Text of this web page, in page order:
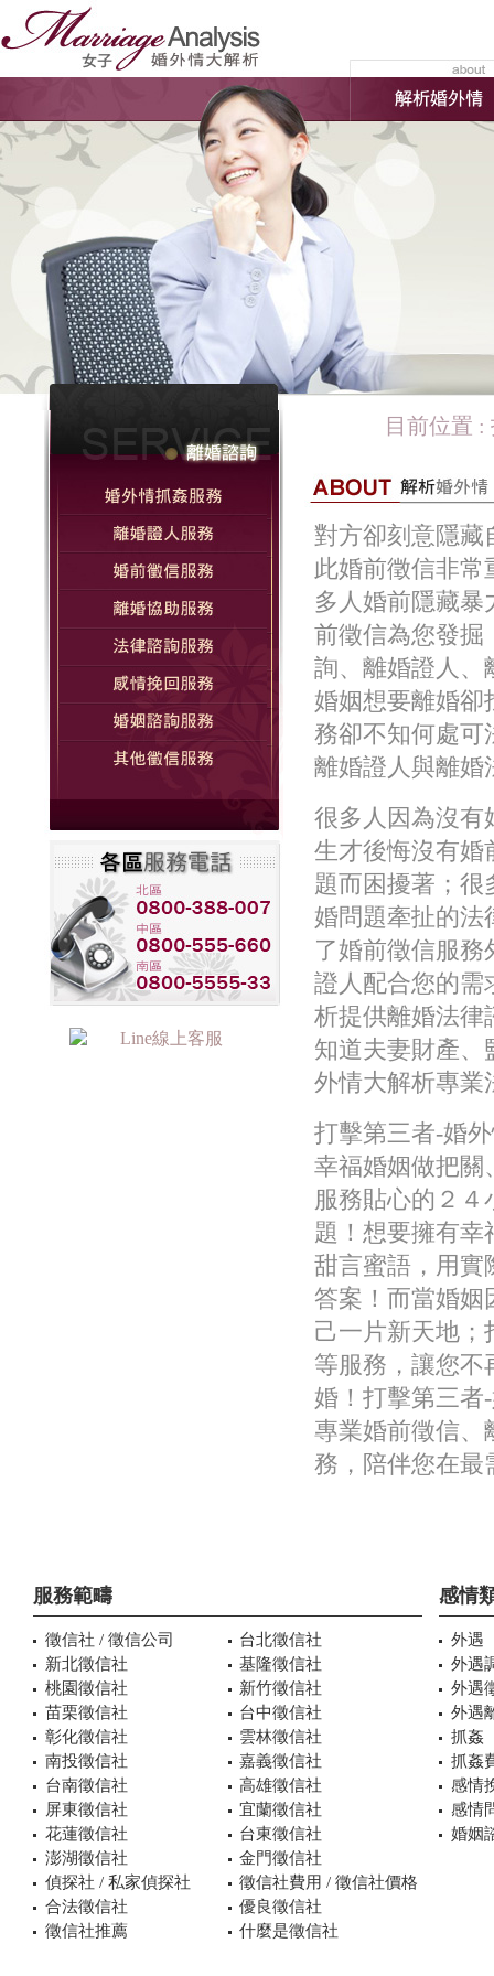
目前位置 :
對方卻刻意隱藏
此婚前徵信非
多人婚前隱藏
前徵信為您發掘
詢、離婚證人、
婚姻想要離婚卻
務卻不知何處可
離婚證人與離婚
很多人因為沒有
生才後悔沒有婚
題而困擾著；
婚問題牽扯的法
了婚前徵信服
證人配合您的需
析提供離婚法律
知道夫妻財產、
外情大解析專業
打擊第三者-婚
幸福婚姻做把關
服務貼心的２
題！想要擁有
甜言蜜語，用實
答案！而當婚姻
己一片新天地；
等服務，讓您不
婚！打擊第三者
專業婚前徵信、
務，陪伴您在最
服務範疇
徵信社 / 徵信公司
台北徵信社
新北徵信社
基隆徵信社
桃園徵信社
新竹徵信社
苗栗徵信社
台中徵信社
彰化徵信社
雲林徵信社
南投徵信社
嘉義徵信社
台南徵信社
高雄徵信社
屏東徵信社
宜蘭徵信社
花蓮徵信社
台東徵信社
澎湖徵信社
金門徵信社
偵探社 / 私家偵探社
徵信社費用 / 徵信社價格
合法徵信社
優良徵信社
徵信社推薦
什麼是徵信社
感情
外遇
外遇
外遇
外遇
抓姦
抓姦
感情
感情
婚姻